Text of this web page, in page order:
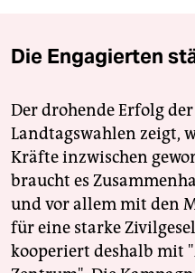
Die Engagierten
Der drohende Erfolg
Landtagswahlen zeigt,
Kräfte inzwischen
braucht es
und vor allem mit den
für eine starke
kooperiert deshalb mit